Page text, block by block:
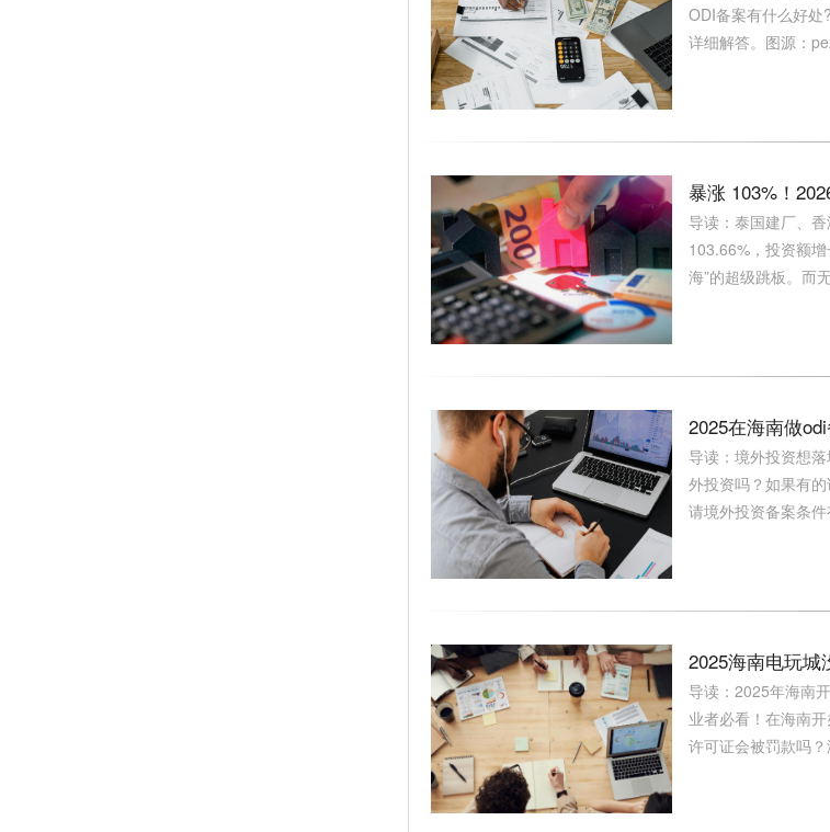
ODI备案有什么好
详细解答。图源：
暴涨 103%！
导读：泰国建厂、
103.66%，投资额
海”的超级跳板。而
2025在海南做
导读：境外投资想
外投资吗？如果有
请境外投资备案条
2025海南电玩
导读：2025年海南
业者必看！在海南
许可证会被罚款吗